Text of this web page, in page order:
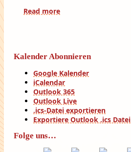
Read more
Kalender Abonnieren
Google Kalender
iCalendar
Outlook 365
Outlook Live
.ics-Datei exportieren
Exportiere Outlook .ics Datei
Folge uns…